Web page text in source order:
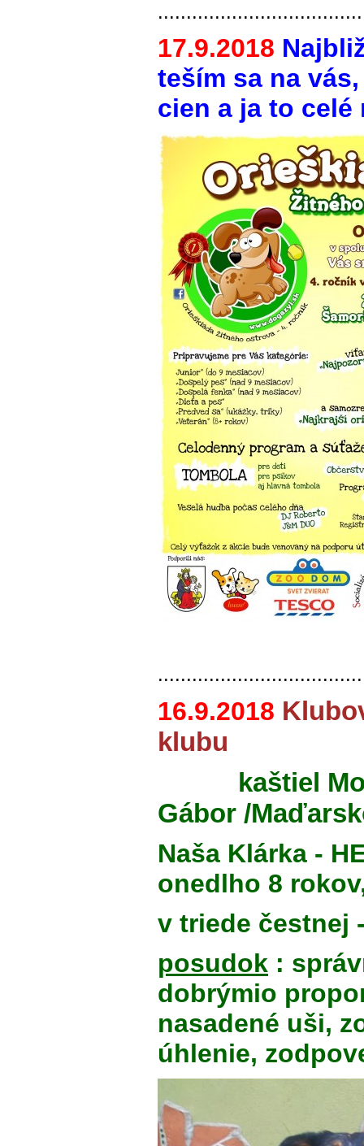
17.9.2018
teším sa na
cien a ja to celé
16.9.2018
klubu
kaštiel
Gábor /
Naša Klárka -
onedlho 8
v triede čestnej
posudok :
dobrýmio
nasadené uši,
úhlenie,